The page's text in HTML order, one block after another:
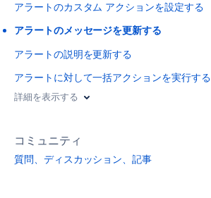
アラートのカスタム アクションを設定する
アラートのメッセージを更新する
アラートの説明を更新する
アラートに対して一括アクションを実行する
詳細を表示する
コミュニティ
質問、ディスカッション、記事